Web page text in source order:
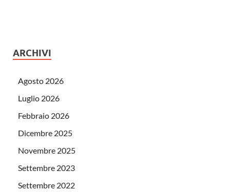
ARCHIVI
Agosto 2026
Luglio 2026
Febbraio 2026
Dicembre 2025
Novembre 2025
Settembre 2023
Settembre 2022